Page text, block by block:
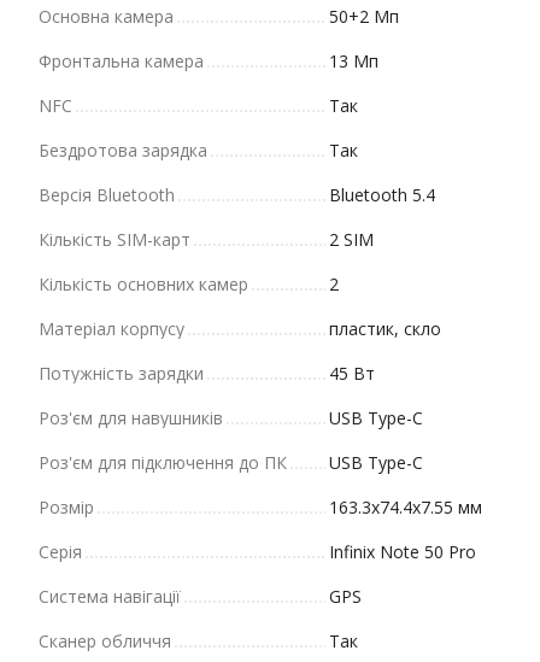
Основна камера
50+2 Мп
Фронтальна камера
13 Мп
NFC
Так
Бездротова зарядка
Так
Версія Bluetooth
Bluetooth 5.4
Кількість SIM-карт
2 SIM
Кількість основних камер
2
Матеріал корпусу
пластик, скло
Потужність зарядки
45 Вт
Роз'єм для навушників
USB Type-C
Роз'єм для підключення до ПК
USB Type-C
Розмір
163.3x74.4x7.55 мм
Серія
Infinix Note 50 Pro
Система навігації
GPS
Сканер обличчя
Так